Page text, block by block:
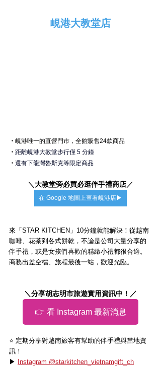
峴港大教堂店
・ 峴港唯一的直營門市，全館販售24款商品
・ 距離峴港大教堂步行僅 5 分鐘
・ 還有下龍灣魯斯克等限定商品
＼大教堂旁必買必逛伴手禮商店／
在 Google 地圖上查看峴港店▶
來「STAR KITCHEN」10分鐘就能解決！從越南
咖啡、花茶到各式餅乾，不論是公司大量分享的
伴手禮，或是女孩們喜歡的精緻小禮都很合適。
商務出差空檔、旅程最後一站，歡迎光臨。
＼分享胡志明市旅遊實用資訊中！／
👉 看 Instagram 最新消息
⭐️ 定期分享對越南旅客有幫助的伴手禮與當地資
訊！
▶
Instagram @starkitchen_vietnamgift_ch